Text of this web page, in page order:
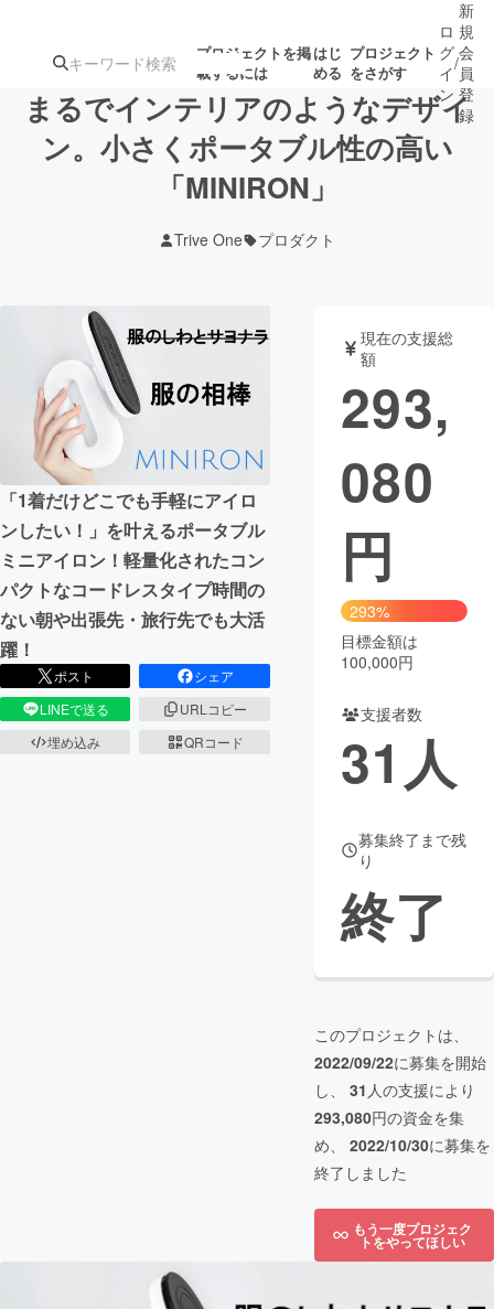
プロジェクトを掲
載するには
はじ
める
プロジェクト
をさがす
注目の新着プロ募集終了が近いプ
テクノロジー・ガジェット
映像・映画 書籍・雑誌
ビジネス・起業 チャレンジ
まちづくり・地域活性化
CAMPFIRE for Social Good
CAMPFIRE Creation
CAMPFIREふるさと納税
コミュニティ
ロ
グ
イ
ン
/
新
規
会
員
登
録
まるでインテリアのようなデザイ
ン。小さくポータブル性の高い
「MINIRON」
Trive One プロダクト
「1着だけどこでも手軽にアイロ
ンしたい！」を叶えるポータブル
ミニアイロン！軽量化されたコン
パクトなコードレスタイプ時間の
ない朝や出張先・旅行先でも大活
躍！
ポスト
シェア
LINEで送る
URLコピー
埋め込み
QRコード
現在の支援総
額
293,
080
円
293%
目標金額は
100,000円
支援者数
31 人
募集終了まで残
り
終了
このプロジェクトは、
2022/09/22に募集を開始
し、 31 人の支援により
293,080円の資金を集
め、 2022/10/30に募集を
終了しました
もう一度プロジェク
トをやってほしい